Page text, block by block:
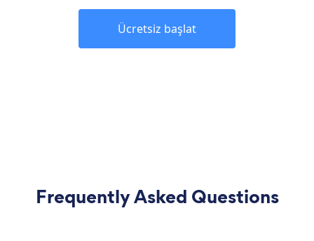
Ücretsiz başlat
Frequently Asked Questions